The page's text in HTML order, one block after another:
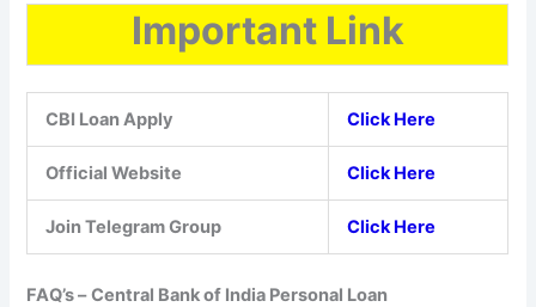
Important Link
CBI Loan Apply Click Here
Official Website Click Here
Join Telegram Group Click Here
FAQ’s – Central Bank of India Personal Loan